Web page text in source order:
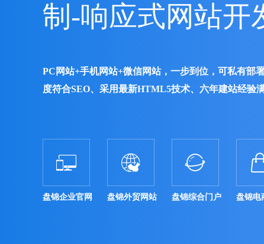
制-响应式网站开
PC网站+手机网站+微信网站，一步到位，可私有部
度符合SEO、采用最新HTML5技术、六年建站经验

盘锦企业官网

盘锦外贸网站

盘锦综合门户 盘锦电